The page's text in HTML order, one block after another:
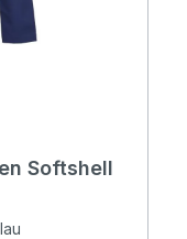
von 5 Sternen
Softshell